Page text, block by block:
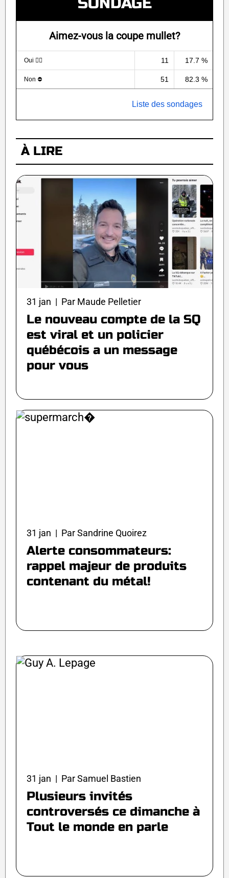
Aimez-vous la coupe mullet?
Oui 💇‍♀️ 11 17.7 %
Non ⛔ 51 82.3 %
Liste des sondages
À LIRE
31 jan | Par Maude Pelletier
Le nouveau compte de la SQ
est viral et un policier
québécois a un message
pour vous
31 jan | Par Sandrine Quoirez
Alerte consommateurs:
rappel majeur de produits
contenant du métal!
31 jan | Par Samuel Bastien
Plusieurs invités
controversés ce dimanche à
Tout le monde en parle